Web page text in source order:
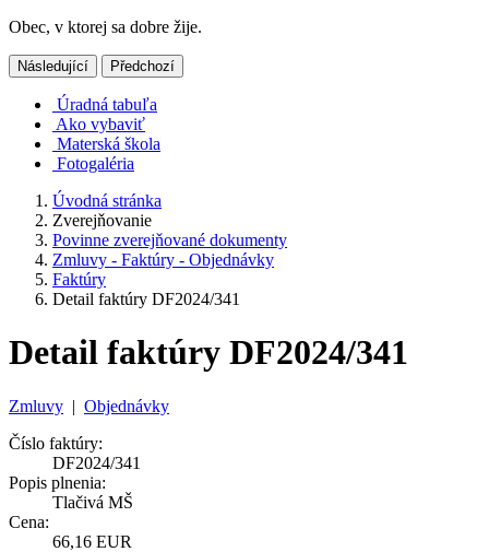
Obec, v ktorej sa dobre žije.
Následující Předchozí
Úradná tabuľa
Ako vybaviť
Materská škola
Fotogaléria
Úvodná stránka
Zverejňovanie
Povinne zverejňované dokumenty
Zmluvy - Faktúry - Objednávky
Faktúry
Detail faktúry DF2024/341
Detail faktúry DF2024/341
Zmluvy | Objednávky
Číslo faktúry:
DF2024/341
Popis plnenia:
Tlačivá MŠ
Cena:
66,16 EUR